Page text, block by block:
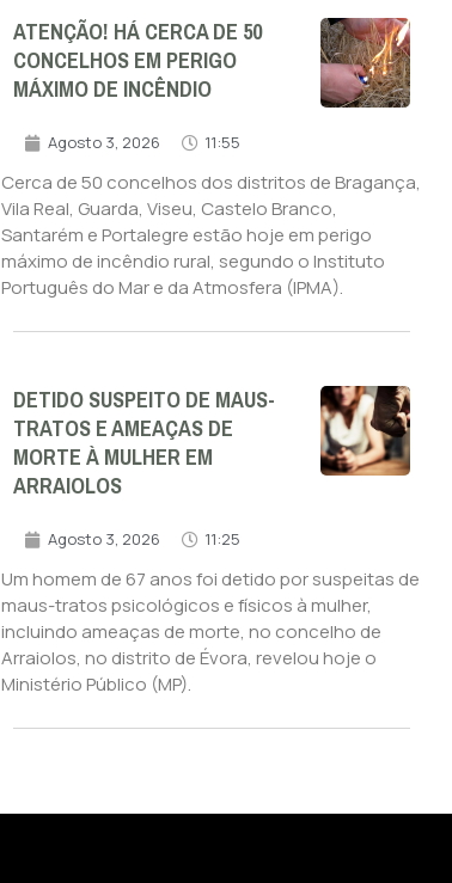
ATENÇÃO! HÁ CERCA DE 50
CONCELHOS EM PERIGO
MÁXIMO DE INCÊNDIO
Agosto 3, 2026 11:55
Cerca de 50 concelhos dos distritos de Bragança,
Vila Real, Guarda, Viseu, Castelo Branco,
Santarém e Portalegre estão hoje em perigo
máximo de incêndio rural, segundo o Instituto
Português do Mar e da Atmosfera (IPMA).
DETIDO SUSPEITO DE MAUS-
TRATOS E AMEAÇAS DE
MORTE À MULHER EM
ARRAIOLOS
Agosto 3, 2026 11:25
Um homem de 67 anos foi detido por suspeitas de
maus-tratos psicológicos e físicos à mulher,
incluindo ameaças de morte, no concelho de
Arraiolos, no distrito de Évora, revelou hoje o
Ministério Público (MP).